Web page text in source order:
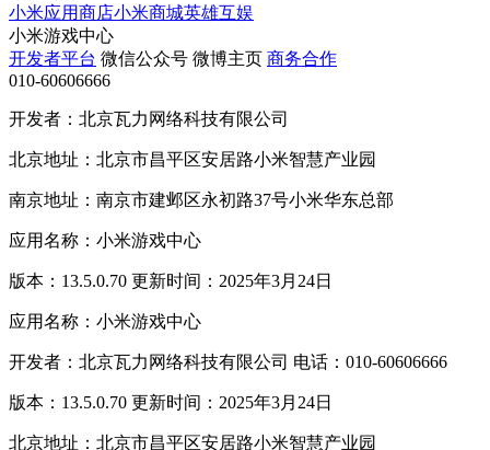
小米应用商店小米商城英雄互娱
小米游戏中心
开发者平台 微信公众号 微博主页 商务合作
010-60606666
开发者：北京瓦力网络科技有限公司
北京地址：北京市昌平区安居路小米智慧产业园
南京地址：南京市建邺区永初路37号小米华东总部
应用名称：小米游戏中心
版本：13.5.0.70 更新时间：2025年3月24日
应用名称：小米游戏中心
开发者：北京瓦力网络科技有限公司 电话：010-60606666
版本：13.5.0.70 更新时间：2025年3月24日
北京地址：北京市昌平区安居路小米智慧产业园